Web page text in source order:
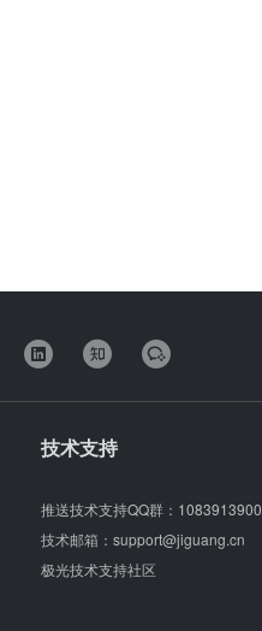
技术支持
推送技术支持QQ群： 1083913900
技术邮箱： support@jiguang.cn
极光技术支持社区